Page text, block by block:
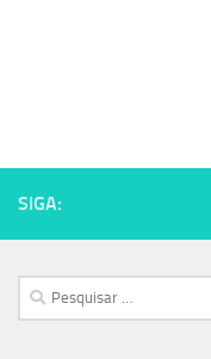
SIGA:
Pesquisar
por: